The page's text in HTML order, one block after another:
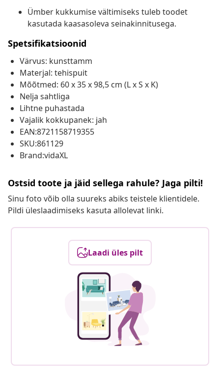
Ümber kukkumise vältimiseks tuleb toodet
kasutada kaasasoleva seinakinnitusega.
Spetsifikatsioonid
Värvus: kunsttamm
Materjal: tehispuit
Mõõtmed: 60 x 35 x 98,5 cm (L x S x K)
Nelja sahtliga
Lihtne puhastada
Vajalik kokkupanek: jah
EAN:8721158719355
SKU:861129
Brand:vidaXL
Ostsid toote ja jäid sellega rahule? Jaga pilti!
Sinu foto võib olla suureks abiks teistele klientidele.
Pildi üleslaadimiseks kasuta allolevat linki.
Laadi üles pilt